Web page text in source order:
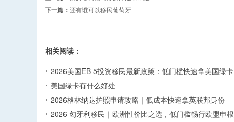
下一篇： 还有谁可以移民葡萄牙
相关阅读：
2026美国EB-5投资移民最新政策：低门槛快速拿美国绿卡
美国绿卡有什么好处
2026格林纳达护照申请攻略｜低成本快速拿英联邦身份
2026 匈牙利移民｜欧洲性价比之选，低门槛畅行欧盟申根